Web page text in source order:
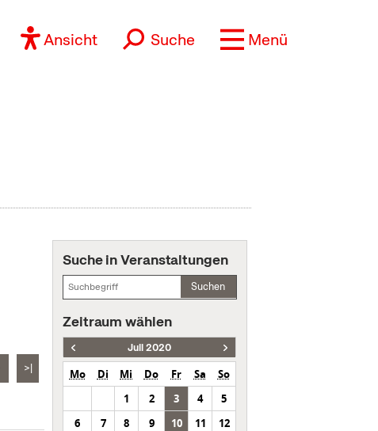
Ansicht Suche Menü
>|
Suche in Veranstaltungen
Suchen
Zeitraum wählen
Juli 2020
Mo Di Mi Do Fr Sa
So
1
2 3 4
5
6
7 8 9 10 11
12